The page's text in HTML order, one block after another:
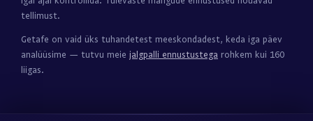
tellimust.
Getafe on vaid üks tuhandetest meeskondadest, keda iga päev
analüüsime — tutvu meie jalgpalli ennustustega rohkem kui 160
liigas.